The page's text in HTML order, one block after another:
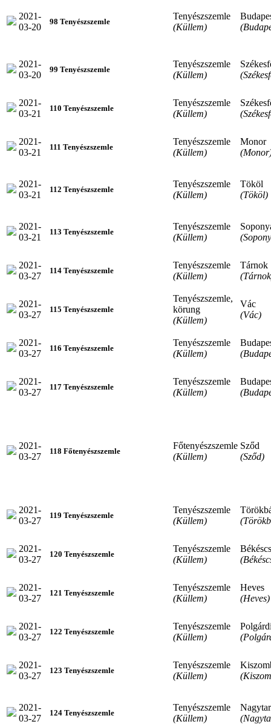
2021-
03-20
98 Tenyészszemle
Tenyészszemle
(Küllem)
2021-
03-20
99 Tenyészszemle
Tenyészszemle
(Küllem)
2021-
03-21
110 Tenyészszemle
Tenyészszemle
(Küllem)
2021-
03-21
111 Tenyészszemle
Tenyészszemle
(Küllem)
Monor
2021-
03-21
112 Tenyészszemle
Tenyészszemle
(Küllem)
Tököl
(Tököl)
2021-
03-21
113 Tenyészszemle
Tenyészszemle
(Küllem)
2021-
03-27
114 Tenyészszemle
Tenyészszemle
(Küllem)
Tárnok
2021-
03-27
115 Tenyészszemle
Tenyészszemle,
körung
(Küllem)
Vác
(Vác)
2021-
03-27
116 Tenyészszemle
Tenyészszemle
(Küllem)
2021-
03-27
117 Tenyészszemle
Tenyészszemle
(Küllem)
2021-
03-27
118 Főtenyészszemle
Főtenyészszemle
(Küllem)
Sződ
(Sződ)
2021-
03-27
119 Tenyészszemle
Tenyészszemle
(Küllem)
2021-
03-27
120 Tenyészszemle
Tenyészszemle
(Küllem)
2021-
03-27
121 Tenyészszemle
Tenyészszemle
(Küllem)
Heves
(Heves)
2021-
03-27
122 Tenyészszemle
Tenyészszemle
(Küllem)
2021-
03-27
123 Tenyészszemle
Tenyészszemle
(Küllem)
2021-
03-27
124 Tenyészszemle
Tenyészszemle
(Küllem)